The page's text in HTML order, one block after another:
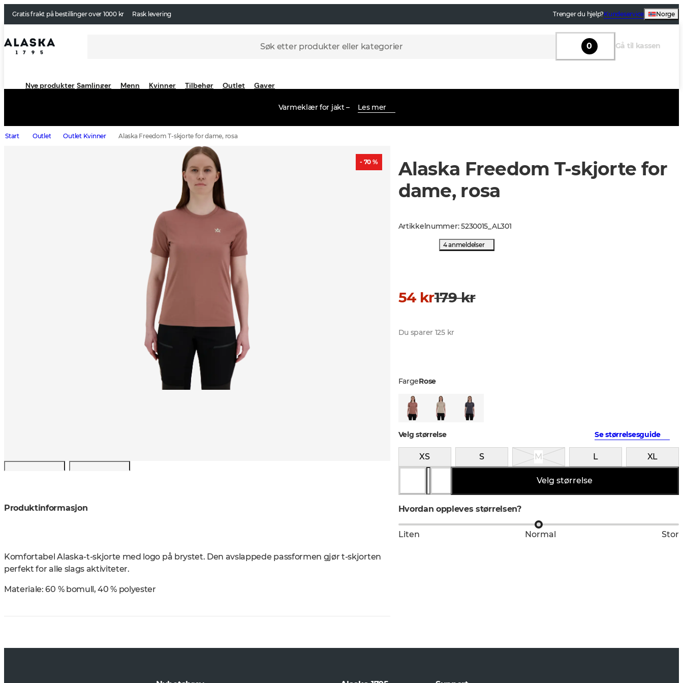
Gratis frakt på bestillinger over 1000 kr Rask levering Trenger du hjelp?Kundeservice Norge
Søk etter produkter eller kategorier 0 Gå til kassen
Nye produkter Samlinger Menn Kvinner Tilbehør Outlet Gaver
Varmeklær for jakt – Les mer
Start Outlet Outlet Kvinner Alaska Freedom T-skjorte for dame, rosa
- 70 %
Produktinformasjon
Komfortabel Alaska-t-skjorte med logo på brystet. Den avslappede passformen gjør t-skjorten
perfekt for alle slags aktiviteter.
Materiale: 60 % bomull, 40 % polyester
Alaska Freedom T-skjorte for
dame, rosa
Artikkelnummer:5230015 AL301
4 anmeldelser
54 kr179 kr
Du sparer 125 kr
FargeRose
Velg størrelse Se størrelsesguide
XS S M L XL
Velg størrelse
Hvordan oppleves størrelsen?
Liten Normal Stor